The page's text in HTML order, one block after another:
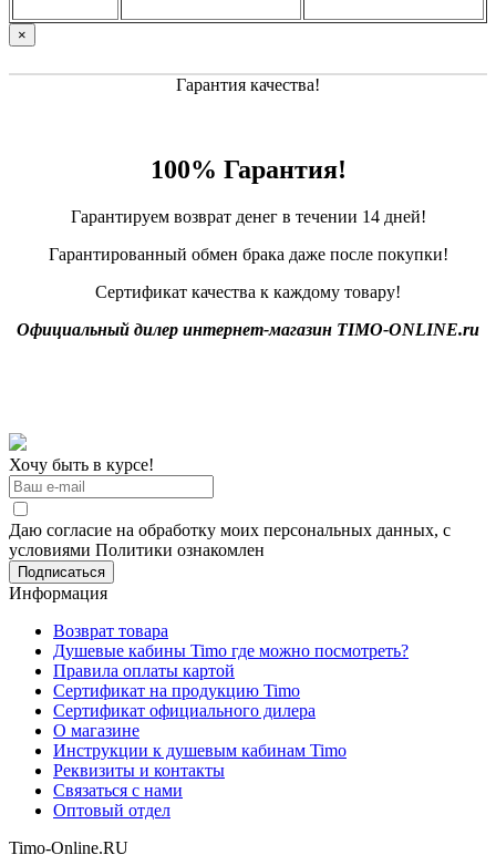
×
Гарантия качества!
100% Гарантия!
Гарантируем возврат денег в течении 14 дней!
Гарантированный обмен брака даже после покупки!
Сертификат качества к каждому товару!
Официальный дилер интернет-магазин TIMO-ONLINE.ru
Хочу быть в курсе!
Даю согласие на обработку моих персональных данных, с
условиями Политики ознакомлен
Информация
Возврат товара
Душевые кабины Timo где можно посмотреть?
Правила оплаты картой
Сертификат на продукцию Timo
Сертификат официального дилера
О магазине
Инструкции к душевым кабинам Timo
Реквизиты и контакты
Связаться с нами
Оптовый отдел
Timo-Online.RU